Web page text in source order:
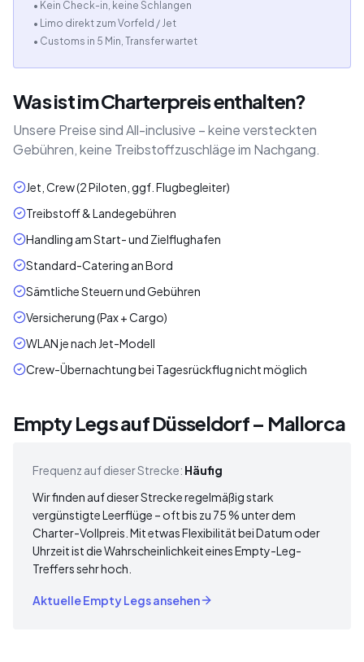
• Kein Check-in, keine Schlangen
• Limo direkt zum Vorfeld / Jet
• Customs in 5 Min, Transfer wartet
Was ist im Charterpreis enthalten?
Unsere Preise sind All-inclusive – keine versteckten
Gebühren, keine Treibstoffzuschläge im Nachgang.
Jet, Crew (2 Piloten, ggf. Flugbegleiter)
Treibstoff & Landegebühren
Handling am Start- und Zielflughafen
Standard-Catering an Bord
Sämtliche Steuern und Gebühren
Versicherung (Pax + Cargo)
WLAN je nach Jet-Modell
Crew-Übernachtung bei Tagesrückflug nicht möglich
Empty Legs auf Düsseldorf – Mallorca
Frequenz auf dieser Strecke: Häufig
Wir finden auf dieser Strecke regelmäßig stark
vergünstigte Leerflüge – oft bis zu 75 % unter dem
Charter-Vollpreis. Mit etwas Flexibilität bei Datum oder
Uhrzeit ist die Wahrscheinlichkeit eines Empty-Leg-
Treffers sehr hoch.
Aktuelle Empty Legs ansehen